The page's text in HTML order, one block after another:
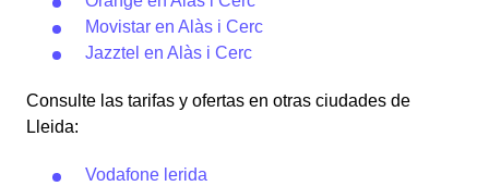
Movistar en Alàs i Cerc
Jazztel en Alàs i Cerc
Consulte las tarifas y ofertas en otras ciudades de
Lleida:
Vodafone lerida